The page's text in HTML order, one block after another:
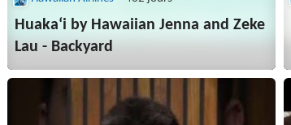
Huakaʻi by Hawaiian Jenna and Zeke
Lau - Backyard